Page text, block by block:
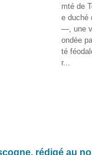
mté de
e duché
—, une
ondée
té
r...
rédigé au